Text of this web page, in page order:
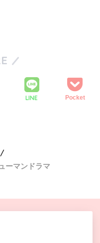
LINE Pocket
ーマンドラマ